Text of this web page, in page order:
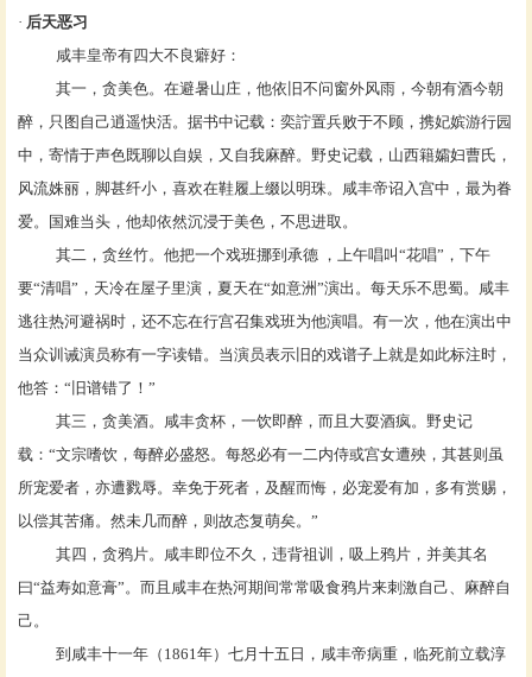
· 后天恶习
咸丰皇帝有四大不良癖好：
其一，贪美色。在避暑山庄 ，他依旧不问窗外风雨，今朝有酒今朝
醉，只图自己逍遥快活。据书中记载：奕詝置兵败于不顾，携妃嫔游行园
中，寄情于声色既聊以自娱，又自我麻醉。野史记载，山西籍孀妇曹氏，
风流姝丽，脚甚纤小，喜欢在鞋履上缀以明珠。咸丰帝诏入宫中，最为眷
爱。国难当头，他却依然沉浸于美色，不思进取。
其二，贪丝竹。他把一个戏班挪到承德 ，上午唱叫“花唱”，下午
要“清唱”，天冷在屋子里演，夏天在“如意洲”演出。每天乐不思蜀。咸丰
逃往热河避祸时，还不忘在行宫召集戏班为他演唱。有一次，他在演出中
当众训诫演员称有一字读错。当演员表示旧的戏谱子上就是如此标注时，
他答：“旧谱错了！”
其三，贪美酒。咸丰贪杯，一饮即醉，而且大耍酒疯。野史记
载：“文宗嗜饮，每醉必盛怒。每怒必有一二内侍或宫女遭殃，其甚则虽
所宠爱者，亦遭戮辱。幸免于死者，及醒而悔，必宠爱有加，多有赏赐，
以偿其苦痛。然未几而醉，则故态复萌矣。”
其四，贪鸦片。咸丰即位不久，违背祖训，吸上鸦片，并美其名
曰“益寿如意膏”。而且咸丰在热河期间常常吸食鸦片来刺激自己、麻醉自
己。
到咸丰十一年（1861年）七月十五日，咸丰帝病重，临死前立载淳